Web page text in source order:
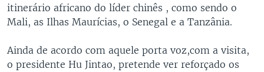
itinerário africano do líder chinês , como sendo o
Mali, as Ilhas Maurícias, o Senegal e a Tanzânia.
Ainda de acordo com aquele porta voz,com a visita,
o presidente Hu Jintao, pretende ver reforçado os